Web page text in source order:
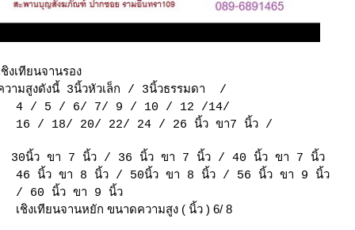
ชิงเทียนจานรอง
วามสูงดังนี้ 3นิ้วหัวเล็ก / 3นิ้วธรรมดา /
4 / 5 / 6/ 7/ 9 / 10 / 12 /14/
16 / 18/ 20/ 22/ 24 / 26 นิ้ว ขา7 นิ้ว /
นิ้ว ขา 7 นิ้ว / 36 นิ้ว ขา 7 นิ้ว / 40 นิ้ว ขา 7 นิ้ว
46 นิ้ว ขา 8 นิ้ว / 50นิ้ว ขา 8 นิ้ว / 56 นิ้ว ขา 9 นิ้ว
/ 60 นิ้ว ขา 9 นิ้ว
เชิงเทียนจานหยัก ขนาดความสูง ( นิ้ว ) 6/ 8